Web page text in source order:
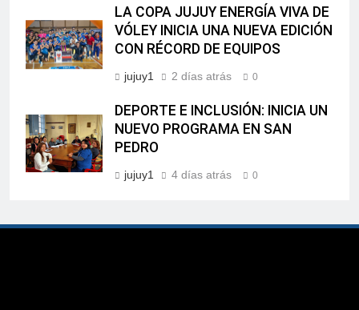
LA COPA JUJUY ENERGÍA VIVA DE
VÓLEY INICIA UNA NUEVA EDICIÓN
CON RÉCORD DE EQUIPOS
jujuy1 2 días atrás 0
DEPORTE E INCLUSIÓN: INICIA UN
NUEVO PROGRAMA EN SAN
PEDRO
jujuy1 4 días atrás 0